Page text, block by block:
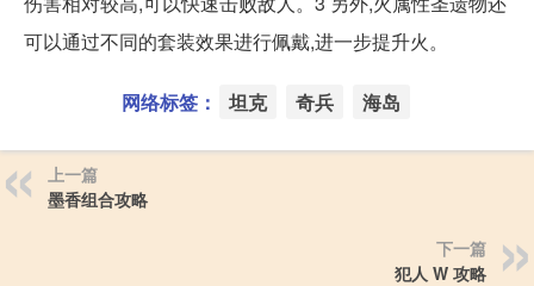
可以通过不同的套装效果进行佩戴,进一步提升火。
网络标签： 坦克 奇兵 海岛
上一篇
墨香组合攻略
下一篇
犯人 W 攻略